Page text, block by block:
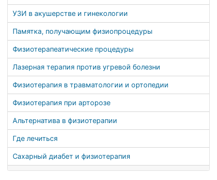
УЗИ в акушерстве и гинекологии
Памятка, получающим физиопроцедуры
Физиотерапеатические процедуры
Лазерная терапия против угревой болезни
Физиотерапия в травматологии и ортопедии
Физиотерапия при арторозе
Альтернатива в физиотерапии
Где лечиться
Сахарный диабет и физиотерапия